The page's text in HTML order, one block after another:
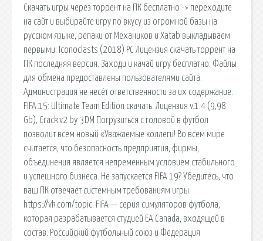
Cкачать игры через торрент на ПК бесплатно -> переходите
на сайт и выбирайте игру по вкусу из огромной базы на
русском языке, репаки от Механиков и Xatab выкладываем
первыми. Iconoclasts (2018) PC Лицензия скачать торрент на
ПК последняя версия. Заходи и качай игру бесплатно. Файлы
для обмена предоставлены пользователями сайта.
Администрация не несёт ответственности за их содержание.
FIFA 15: Ultimate Team Edition скачать. Лицензия v.1.4 (9,98
Gb), Crack v2 by 3DM Погрузиться с головой в футбол
позволит всем новый «Уважаемые коллеги! Во всем мире
считается, что безопасность предприятия, фирмы,
объединения является непременным условием стабильного
и успешного бизнеса. Не запускается FIFA 19? Убедитесь, что
ваш ПК отвечает системным требованиям игры:
https://vk.com/topic. FIFA — серия симуляторов футбола,
которая разрабатывается студией EA Canada, входящей в
состав. Российский футбольный союз и Федерация